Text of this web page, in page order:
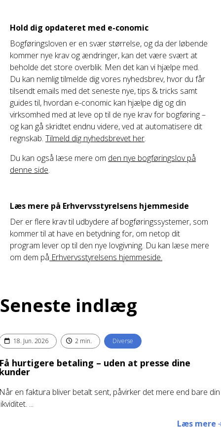
Hold dig opdateret med e-conomic
Bogføringsloven er en svær størrelse, og da der løbende
kommer nye krav og ændringer, kan det være svært at
beholde det store overblik. Men det kan vi hjælpe med.
Du kan nemlig tilmelde dig vores nyhedsbrev, hvor du får
tilsendt emails med det seneste nye, tips & tricks samt
guides til, hvordan e-conomic kan hjælpe dig og din
virksomhed med at leve op til de nye krav for bogføring –
og kan gå skridtet endnu videre, ved at automatisere dit
regnskab. Tilmeld dig nyhedsbrevet her.
Du kan også læse mere om den nye bogføringslov på
denne side.
Læs mere på Erhvervsstyrelsens hjemmeside
Der er flere krav til udbydere af bogføringssystemer, som
kommer til at have en betydning for, om netop dit
program lever op til den nye lovgivning. Du kan læse mere
om dem på Erhvervsstyrelsens hjemmeside.
Seneste indlæg
18. Jun. 2026 2 min. Diverse
hurtigere betaling – uden at presse dine
en faktura bliver betalt sent, påvirker det mere end bare din
...
Læs mere